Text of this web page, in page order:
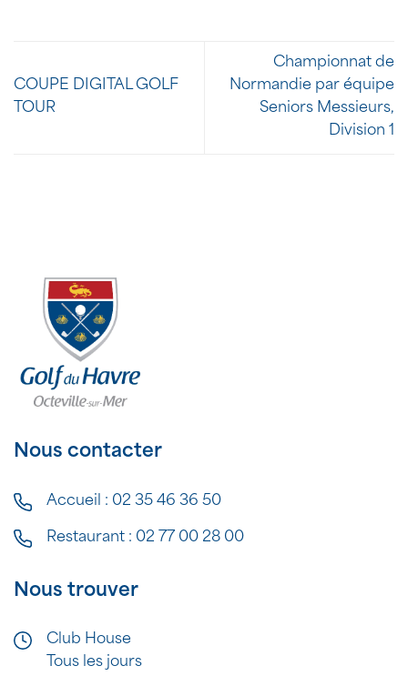
COUPE DIGITAL GOLF
TOUR
Championnat de
Normandie par équipe
Seniors Messieurs,
Division 1
Nous contacter
Accueil : 02 35 46 36 50
Restaurant : 02 77 00 28 00
Nous trouver
Club House
Tous les jours